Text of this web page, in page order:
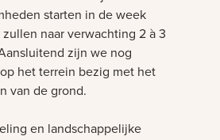
starten in de week
naar verwachting 2 à 3
zijn we nog
het terrein bezig met het
van de grond.
en landschappelijke